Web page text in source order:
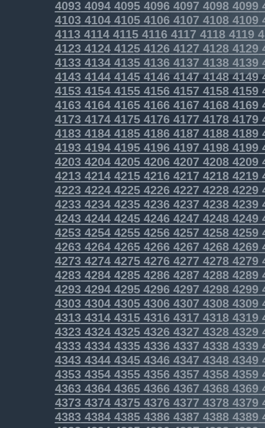
40934094409540964097 40984099
41034104410541064107 41084109
41134114411541164117 41184119
41234124412541264127 41284129
41334134413541364137 41384139
4143414441454146414741484149
4153415441554156415741584159
4163416441654166416741684169
4173417441754176417741784179
4183418441854186418741884189
4193419441954196419741984199
4203420442054206420742084209
4213421442154216421742184219
4223422442254226422742284229
4233423442354236423742384239
4243424442454246424742484249
4253425442554256425742584259
4263426442654266426742684269
4273427442754276427742784279
4283428442854286428742884289
4293429442954296429742984299
4303430443054306430743084309
43134314431543164317 43184319
43234324432543264327 43284329
43334334433543364337 43384339
4343434443454346434743484349
4353435443554356435743584359
43634364436543664367 43684369
43734374437543764377 43784379
43834384438543864387 43884389